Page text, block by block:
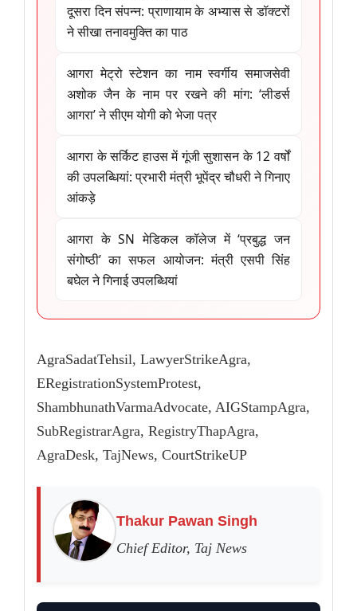
दूसरा दिन संपन्न: प्राणायाम के अभ्यास से डॉक्टरों
ने सीखा तनावमुक्ति का पाठ
आगरा मेट्रो स्टेशन का नाम स्वर्गीय समाजसेवी
अशोक जैन के नाम पर रखने की मांग: ‘लीडर्स
आगरा’ ने सीएम योगी को भेजा पत्र
आगरा के सर्किट हाउस में गूंजी सुशासन के 12 वर्षों
की उपलब्धियां: प्रभारी मंत्री भूपेंद्र चौधरी ने गिनाए
आंकड़े
आगरा के SN मेडिकल कॉलेज में ‘प्रबुद्ध जन
संगोष्ठी’ का सफल आयोजन: मंत्री एसपी सिंह
बघेल ने गिनाई उपलब्धियां
AgraSadatTehsil, LawyerStrikeAgra,
ERegistrationSystemProtest,
ShambhunathVarmaAdvocate, AIGStampAgra,
SubRegistrarAgra, RegistryThapAgra,
AgraDesk, TajNews, CourtStrikeUP
Thakur Pawan Singh
Chief Editor, Taj News